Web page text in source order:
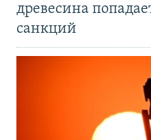
древесина
санкций